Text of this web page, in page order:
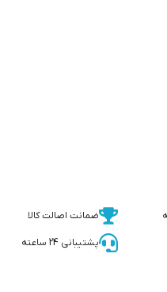
ضمانت اصالت کالا
پشتیبانی 24 ساعته